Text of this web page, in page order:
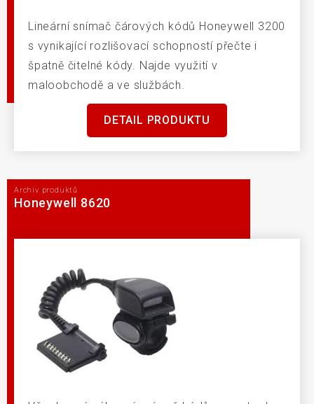
Lineární snímač čárových kódů Honeywell 3200
s vynikající rozlišovací schopností přečte i
špatně čitelné kódy. Najde využití v
maloobchodě a ve službách.
DETAIL PRODUKTU
Archiv produktů
Honeywell 8620